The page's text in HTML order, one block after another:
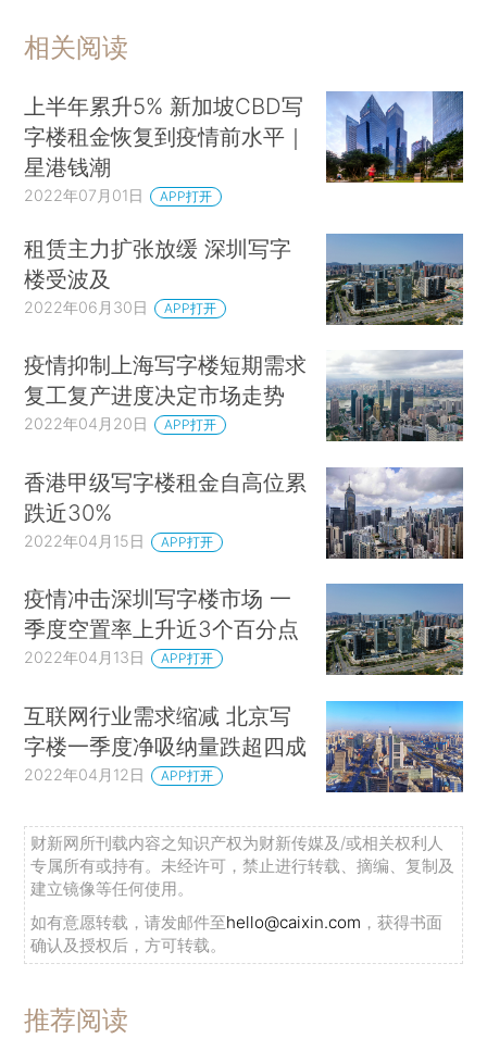
相关阅读
上半年累升5% 新加坡CBD写
字楼租金恢复到疫情前水平｜
星港钱潮
2022年07月01日 APP打开
租赁主力扩张放缓 深圳写字
楼受波及
2022年06月30日 APP打开
疫情抑制上海写字楼短期需求
复工复产进度决定市场走势
2022年04月20日 APP打开
香港甲级写字楼租金自高位累
跌近30%
2022年04月15日 APP打开
疫情冲击深圳写字楼市场 一
季度空置率上升近3个百分点
2022年04月13日 APP打开
互联网行业需求缩减 北京写
字楼一季度净吸纳量跌超四成
2022年04月12日 APP打开
财新网所刊载内容之知识产权为财新传媒及/或相关权利人
专属所有或持有。未经许可，禁止进行转载、摘编、复制及
建立镜像等任何使用。
如有意愿转载，请发邮件至hello@caixin.com ，获得书面
确认及授权后，方可转载。
推荐阅读